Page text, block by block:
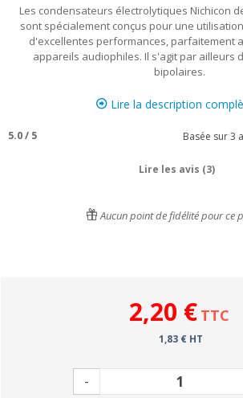
Les condensateurs électrolytiques Nichicon
sont spécialement conçus pour une
d'excellentes performances, parfaitement
appareils audiophiles. Il s'agit par ailleurs
bipolaires.
Lire la description
5.0/ 5 Basée sur3
Lire les avis (3)
Aucun point de fidélité pour ce
2,20 € TTC
1,83 € HT
-